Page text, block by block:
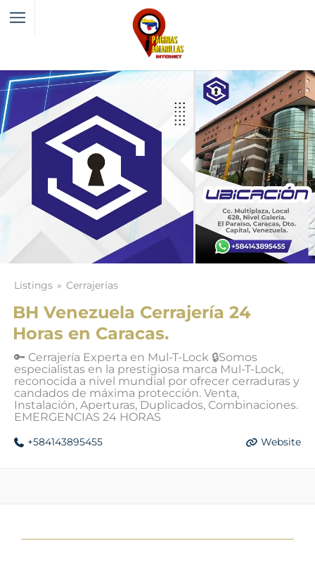
Listings Cerrajerías
BH Venezuela Cerrajería 24
Horas en Caracas.
🔑 Cerrajería Experta en Mul-T-Lock 🔒Somos
especialistas en la prestigiosa marca Mul-T-Lock,
reconocida a nivel mundial por ofrecer cerraduras y
candados de máxima protección. Venta,
Instalación, Aperturas, Duplicados, Combinaciones.
EMERGENCIAS 24 HORAS
+584143895455 Website